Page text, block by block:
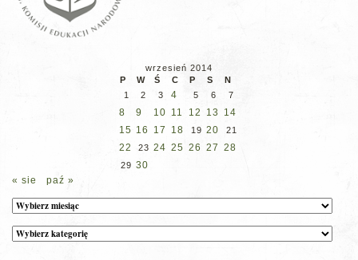
wrzesień 2014
P
W Ś C P S
N
1
2 3 4 5 6 7
8 9 10 11 12 13
14
15 16 17 18 19 20 21
22 23 24 25 26 27 28
29 30
« sie
paź »
Archiwum
Kategorie
wpisów